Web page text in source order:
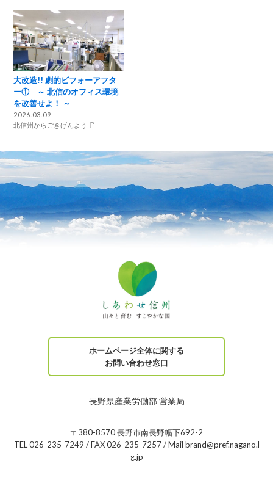
大改造!! 劇的ビフォーアフタ
ー① ～ 北信のオフィス環境
を改善せよ！ ～
2026.03.09
北信州からごきげんよう
ホームページ全体に関する
お問い合わせ窓口
長野県産業労働部 営業局
〒380-8570 長野市南長野幅下692-2
TEL 026-235-7249 / FAX 026-235-7257 / Mail brand@pref.nagano.l
g.jp